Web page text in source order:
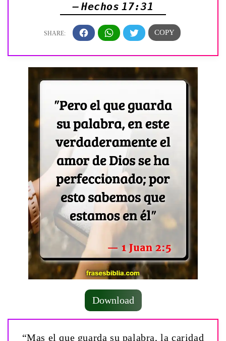
— Hechos 17:31
Download
“Mas el que guarda su palabra, la caridad